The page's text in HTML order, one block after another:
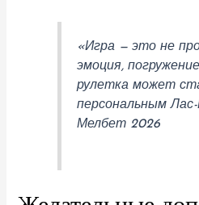
«Игра — это не
эмоция,
рулетка может
персональным
Мелбет 2026